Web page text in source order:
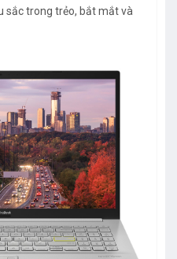
sắc trong trẻo, bắt mắt và